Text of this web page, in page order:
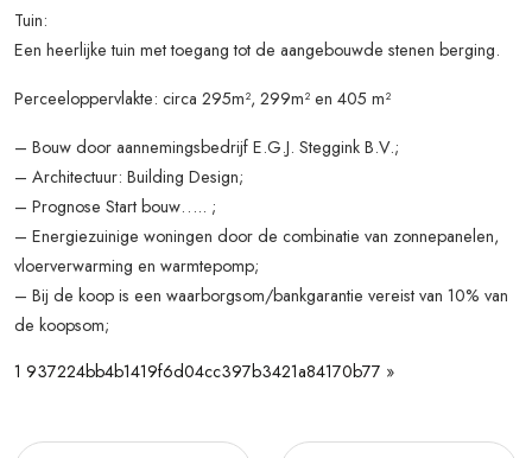
Tuin:
Een heerlijke tuin met toegang tot de aangebouwde stenen berging.
Perceeloppervlakte: circa 295m², 299m² en 405 m²
– Bouw door aannemingsbedrijf E.G.J. Steggink B.V.;
– Architectuur: Building Design;
– Prognose Start bouw….. ;
– Energiezuinige woningen door de combinatie van zonnepanelen,
vloerverwarming en warmtepomp;
– Bij de koop is een waarborgsom/bankgarantie vereist van 10% van
de koopsom;
1 937224bb4b1419f6d04cc397b3421a84170b77 »